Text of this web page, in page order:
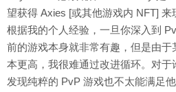
望获得 Axies [或其他游戏内 NFT] 来
根据我的个人经验，一旦你深入到
前的游戏本身就非常有趣，但是由
本更高，我很难通过改进循环。对
发现纯粹的 PvP 游戏也不太能满足